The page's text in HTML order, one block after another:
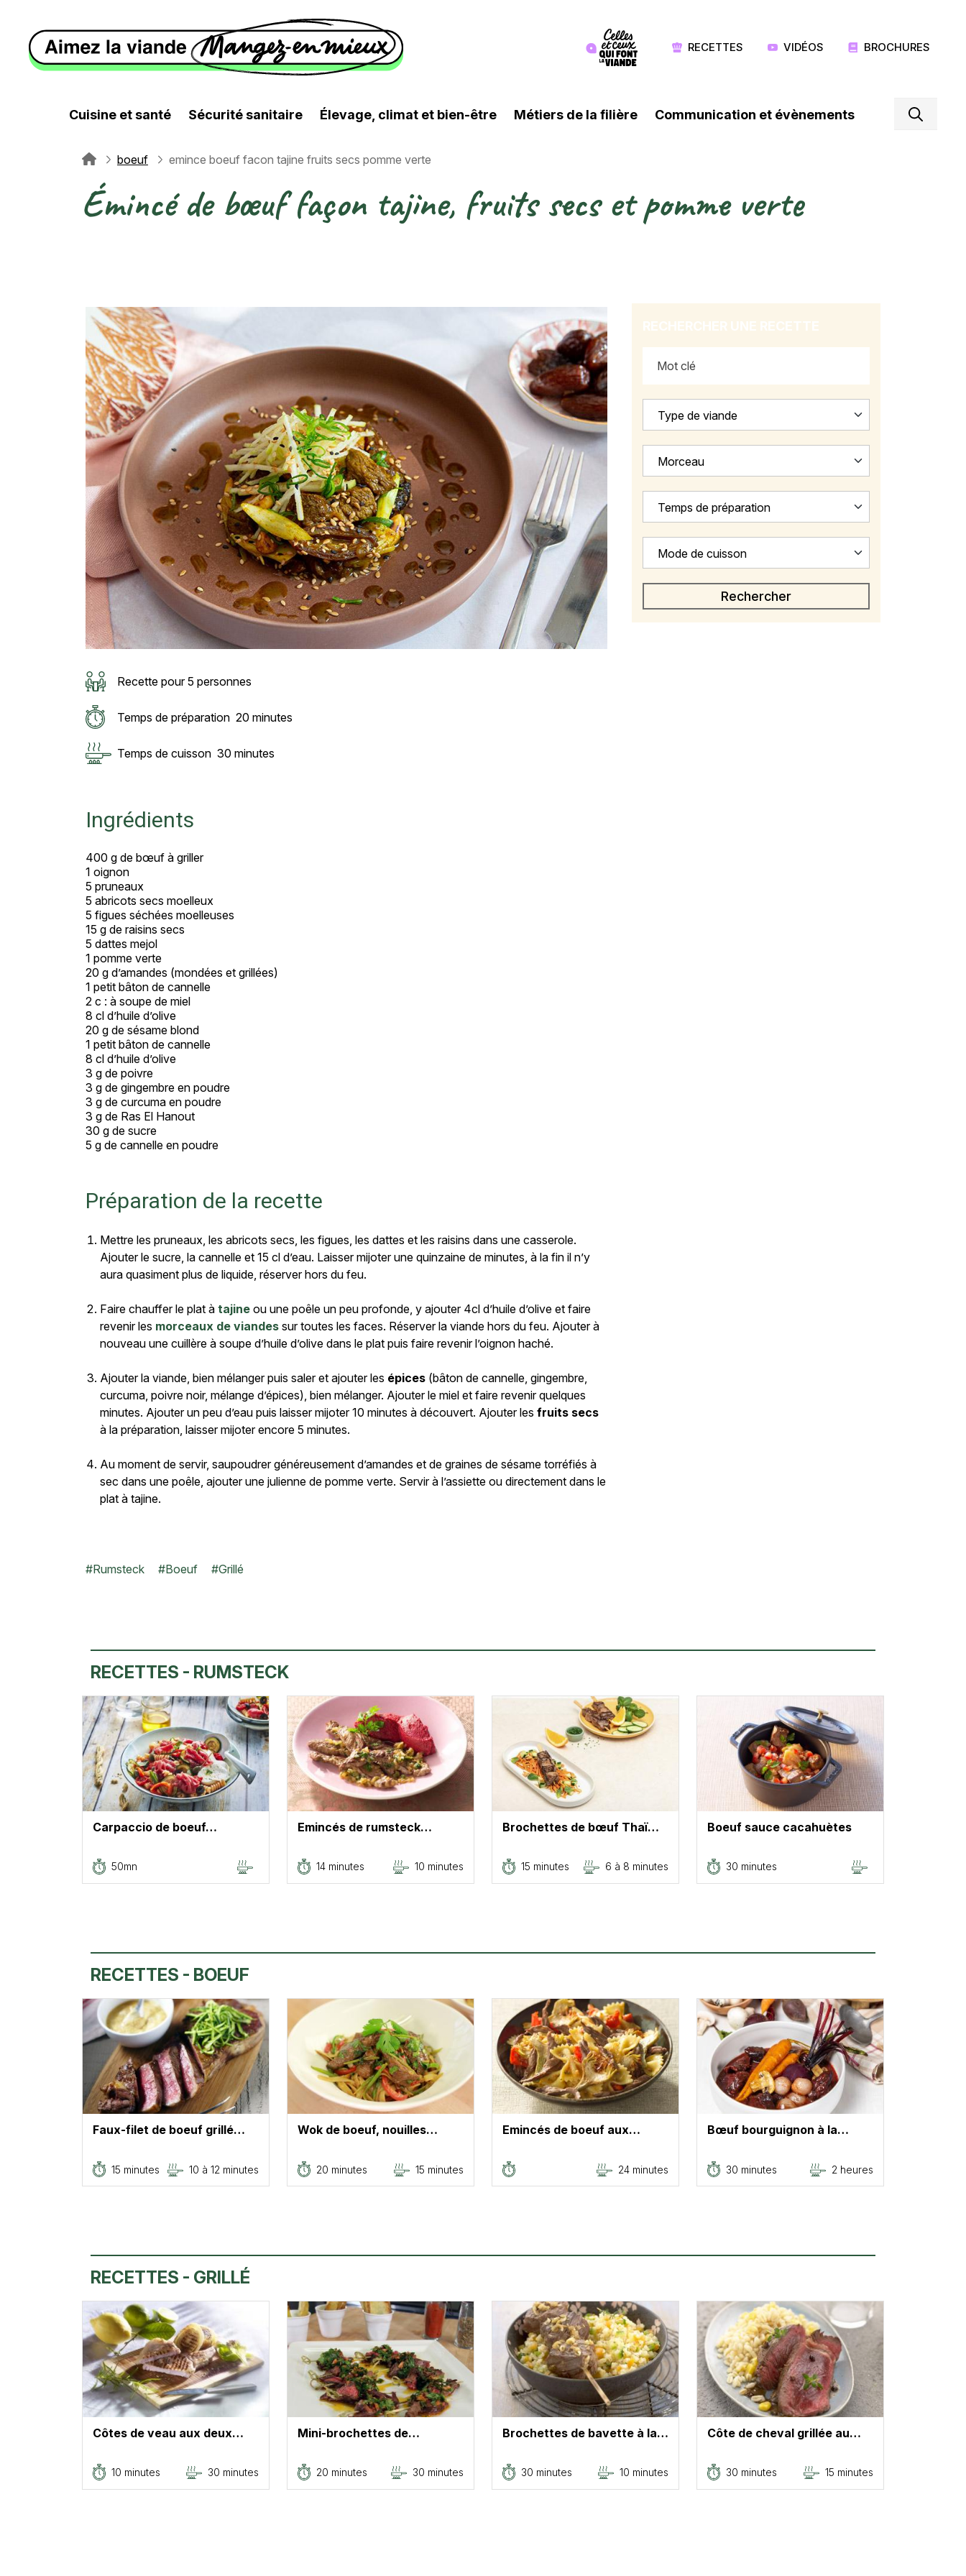
Image
RECETTES VIDÉOS BROCHURES
Cuisine et santé Sécurité sanitaire Élevage, climat et bien-être Métiers de la filière Communication et évènements
Fil d'Ariane
boeuf emince boeuf facon tajine fruits secs pomme verte
Émincé de bœuf façon tajine, fruits secs et pomme verte
Recette pour 5 personnes
Temps de préparation 20 minutes
Temps de cuisson 30 minutes
Ingrédients
400 g de bœuf à griller
1 oignon
5 pruneaux
5 abricots secs moelleux
5 figues séchées moelleuses
15 g de raisins secs
5 dattes mejol
1 pomme verte
20 g d’amandes (mondées et grillées)
1 petit bâton de cannelle
2 c : à soupe de miel
8 cl d’huile d’olive
20 g de sésame blond
1 petit bâton de cannelle
8 cl d’huile d’olive
3 g de poivre
3 g de gingembre en poudre
3 g de curcuma en poudre
3 g de Ras El Hanout
30 g de sucre
5 g de cannelle en poudre
Préparation de la recette
Mettre les pruneaux, les abricots secs, les figues, les dattes et les raisins dans une casserole.
Ajouter le sucre, la cannelle et 15 cl d’eau. Laisser mijoter une quinzaine de minutes, à la fin il n’y
aura quasiment plus de liquide, réserver hors du feu.
Faire chauffer le plat à tajine ou une poêle un peu profonde, y ajouter 4cl d’huile d’olive et faire
revenir les morceaux de viandes sur toutes les faces. Réserver la viande hors du feu. Ajouter à
nouveau une cuillère à soupe d’huile d’olive dans le plat puis faire revenir l’oignon haché.
Ajouter la viande, bien mélanger puis saler et ajouter les épices (bâton de cannelle, gingembre,
curcuma, poivre noir, mélange d’épices), bien mélanger. Ajouter le miel et faire revenir quelques
minutes. Ajouter un peu d’eau puis laisser mijoter 10 minutes à découvert. Ajouter les fruits secs
à la préparation, laisser mijoter encore 5 minutes.
Au moment de servir, saupoudrer généreusement d’amandes et de graines de sésame torréfiés à
sec dans une poêle, ajouter une julienne de pomme verte. Servir à l’assiette ou directement dans le
plat à tajine.
#Rumsteck #Boeuf #Grillé
Type de viande
Morceau
Temps de préparation
Mode de cuisson
RECETTES - RUMSTECK
Carpaccio de boeuf…
50mn
Emincés de rumsteck…
14 minutes 10 minutes
Brochettes de bœuf Thaï…
15 minutes 6 à 8 minutes
Boeuf sauce cacahuètes
30 minutes
RECETTES - BOEUF
Faux-filet de boeuf grillé…
15 minutes 10 à 12 minutes
Wok de boeuf, nouilles…
20 minutes 15 minutes
Emincés de boeuf aux…
24 minutes
Bœuf bourguignon à la…
30 minutes 2 heures
RECETTES - GRILLÉ
Côtes de veau aux deux…
10 minutes 30 minutes
Mini-brochettes de…
20 minutes 30 minutes
Brochettes de bavette à la…
30 minutes 10 minutes
Côte de cheval grillée au…
30 minutes 15 minutes